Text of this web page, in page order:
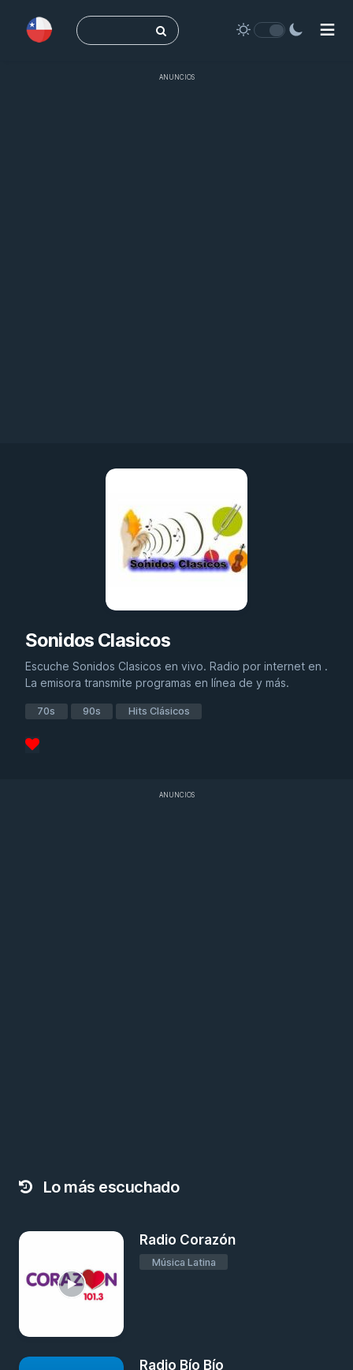
Buscar:
ANUNCIOS
Sonidos Clasicos
Escuche Sonidos Clasicos en vivo. Radio por internet en .
La emisora transmite programas en línea de y más.
70s 90s Hits Clásicos
ANUNCIOS
Lo más escuchado
Radio Corazón
Música Latina
Radio Bío Bío